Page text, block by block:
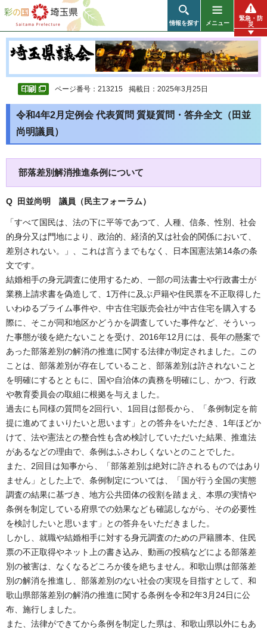
彩の国 埼玉県
情報を探す メニュー
緊急・防
災
ページ番号：213215 掲載日：2025年3月25日
令和4年2月定例会 代表質問 質疑質問・答弁全文（田並
尚明議員）
部落差別解消推進条例について
Q 田並尚明 議員（民主フォーラム）
「すべて国民は、法の下に平等であつて、人種、信条、性別、社会
的身分又は門地により、政治的、経済的又は社会的関係において、
差別されない。」、これは言うまでもなく、日本国憲法第14条の条
文です。
結婚相手の身元調査に使用するため、一部の司法書士や行政書士が
業務上請求書を偽造して、1万件に及ぶ戸籍や住民票を不正取得した
いわゆるプライム事件や、中古住宅販売会社が中古住宅を購入する
際に、そこが同和地区かどうかを調査していた事件など、そういっ
た事態が後を絶たないことを受け、2016年12月には、長年の懸案で
あった部落差別の解消の推進に関する法律が制定されました。この
ことは、部落差別が存在していること、部落差別は許されないこと
を明確にするとともに、国や自治体の責務を明確にし、かつ、行政
や教育委員会の取組に根拠を与えました。
過去にも同様の質問を2回行い、1回目は部長から、「条例制定を前
提に進めてまいりたいと思います」との答弁をいただき、1年ほどか
けて、法や憲法との整合性も含め検討していただいた結果、推進法
があるなどの理由で、条例はふさわしくないとのことでした。
また、2回目は知事から、「部落差別は絶対に許されるものではあり
ません」とした上で、条例制定については、「国が行う全国の実態
調査の結果に基づき、地方公共団体の役割を踏まえ、本県の実情や
条例を制定している府県での効果なども確認しながら、その必要性
を検討したいと思います」との答弁をいただきました。
しかし、就職や結婚相手に対する身元調査のための戸籍謄本、住民
票の不正取得やネット上の書き込み、動画の投稿などによる部落差
別の被害は、なくなるどころか後を絶ちません。和歌山県は部落差
別の解消を推進し、部落差別のない社会の実現を目指すとして、和
歌山県部落差別の解消の推進に関する条例を令和2年3月24日に公
布、施行しました。
また、法律ができてから条例を制定した県は、和歌山県以外にもあ